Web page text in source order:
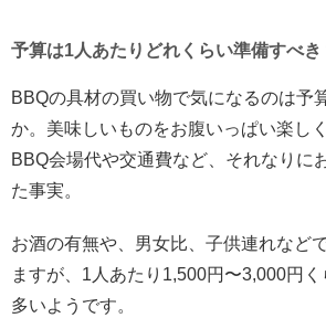
予算は1人あたりどれくらい準備すべき
BBQの具材の買い物で気になるのは予
か。美味しいものをお腹いっぱい楽し
BBQ会場代や交通費など、それなりに
た事実。
お酒の有無や、男女比、子供連れなど
ますが、1人あたり1,500円〜3,000円
多いようです。